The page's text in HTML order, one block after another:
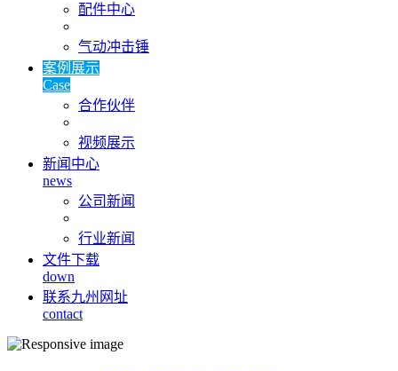
配件中心
气动冲击锤
案例展示
Case
合作伙伴
视频展示
新闻中心
news
公司新闻
行业新闻
文件下载
down
联系九州网址
contact